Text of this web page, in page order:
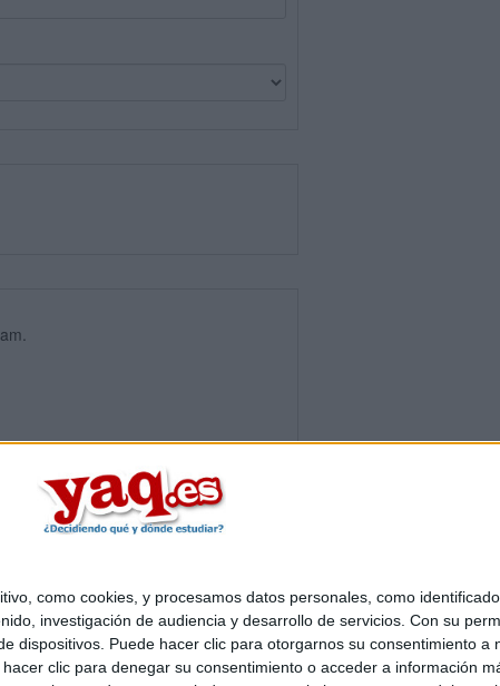
como cookies, y procesamos datos personales, como
investigación de audiencia y desarrollo de servicios. Con su
dispositivos. Puede hacer clic para otorgarnos su consentimiento
clic para denegar su consentimiento o acceder a información
somos |Contactar| Anúnciate
privacidad|Condiciones generales|Política de cookies